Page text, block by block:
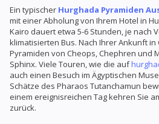
Ein typischer Hurghada Pyramiden
mit einer Abholung von Ihrem Hotel in
Kairo dauert etwa 5-6 Stunden, je nach
klimatisierten Bus. Nach Ihrer Ankunft
Pyramiden von Cheops, Chephren und
Sphinx. Viele Touren, wie die auf
auch einen Besuch im Ägyptischen
Schätze des Pharaos Tutanchamun
einem ereignisreichen Tag kehren Sie
zurück.